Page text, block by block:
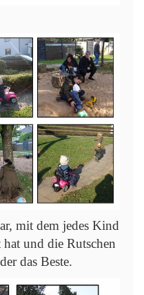
mit dem jedes Kind
und die Rutschen
das Beste.